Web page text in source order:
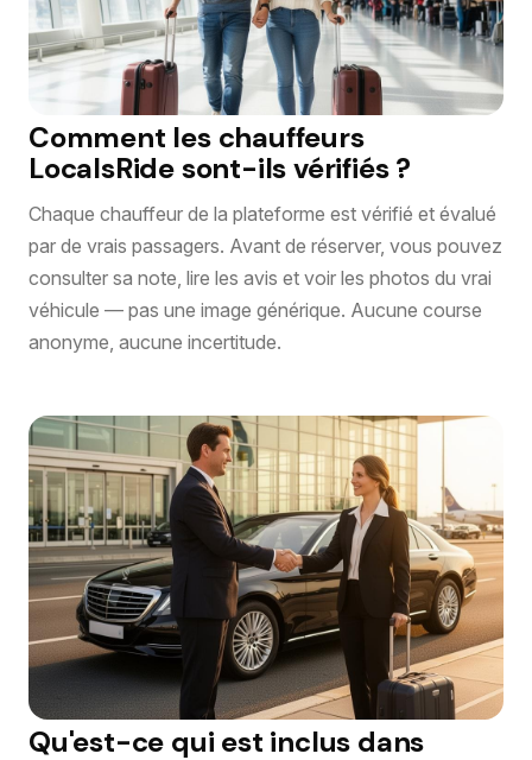
Comment les chauffeurs
LocalsRide sont-ils vérifiés ?
Chaque chauffeur de la plateforme est vérifié et évalué
par de vrais passagers. Avant de réserver, vous pouvez
consulter sa note, lire les avis et voir les photos du vrai
véhicule — pas une image générique. Aucune course
anonyme, aucune incertitude.
Qu'est-ce qui est inclus dans